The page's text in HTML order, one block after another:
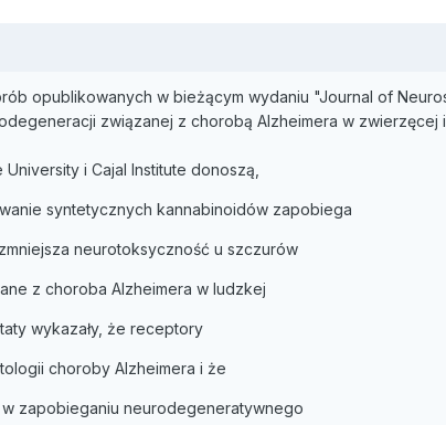
opublikowanych w bieżącym wydaniu "Journal of
związanej z chorobą Alzheimera w zwierzęcej
i Cajal Institute donoszą,
syntetycznych kannabinoidów zapobiega
neurotoksyczność u szczurów
z choroba Alzheimera w ludzkej
wykazały, że receptory
choroby Alzheimera i że
zapobieganiu neurodegeneratywnego